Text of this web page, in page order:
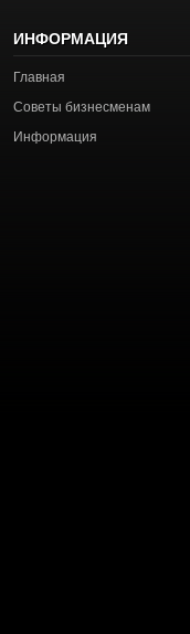
ИНФОРМАЦИЯ
Главная
Советы бизнесменам
Информация